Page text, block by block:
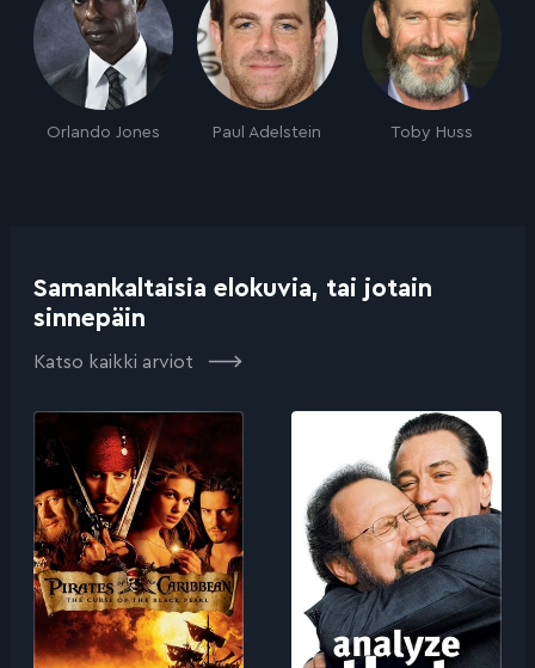
Orlando Jones Paul Adelstein Toby Huss
Samankaltaisia elokuvia, tai jotain
sinnepäin
Katso kaikki arviot